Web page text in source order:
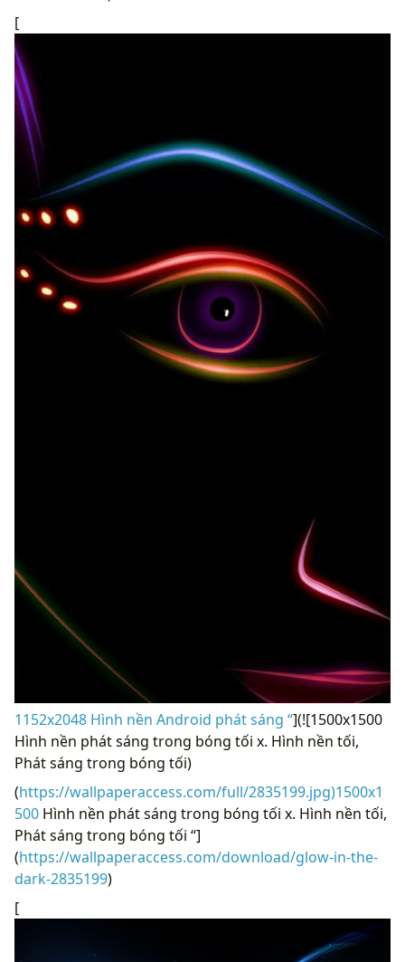
[
1152x2048 Hình nền Android phát sáng “](![1500x1500
Hình nền phát sáng trong bóng tối x. Hình nền tối,
Phát sáng trong bóng tối)
(https://wallpaperaccess.com/full/2835199.jpg)1500x1
500 Hình nền phát sáng trong bóng tối x. Hình nền tối,
Phát sáng trong bóng tối “]
(https://wallpaperaccess.com/download/glow-in-the-
dark-2835199)
[